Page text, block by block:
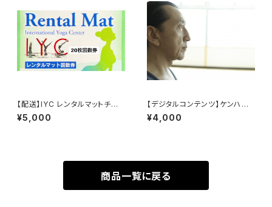
【配送】IYC レンタルマットチケッ
ト：20回券
¥5,000
【デジタルコンテンツ】ケンハラ
クマ早朝マイソールドロップイン
¥4,000
商品一覧に戻る